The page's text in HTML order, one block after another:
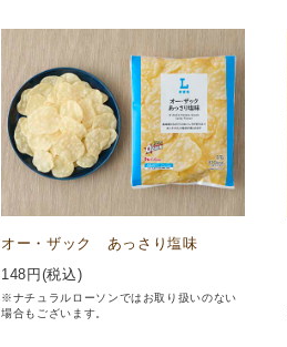
オー・ザック あっさり塩味
148 円(税込)
※ナチュラルローソンではお取り扱いのない
場合もございます。